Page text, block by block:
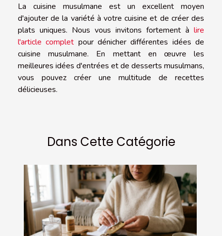
La cuisine musulmane est un excellent moyen
d'ajouter de la variété à votre cuisine et de créer des
plats uniques. Nous vous invitons fortement à lire
l'article complet pour dénicher différentes idées de
cuisine musulmane. En mettant en œuvre les
meilleures idées d'entrées et de desserts musulmans,
vous pouvez créer une multitude de recettes
délicieuses.
Dans Cette Catégorie